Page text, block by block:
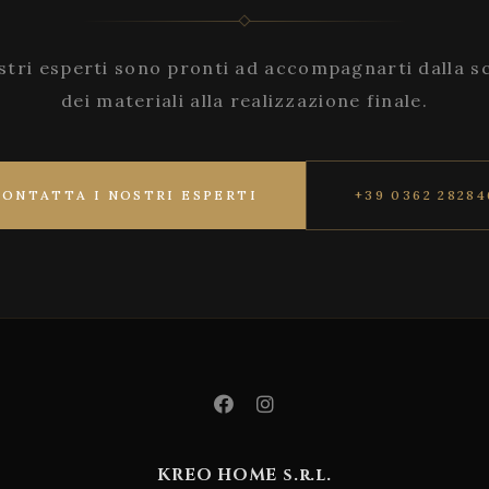
esperti sono pronti ad accompagnarti dalla
dei materiali alla realizzazione finale.
I NOSTRI ESPERTI +39 0362
KREO HOME s.r.l.